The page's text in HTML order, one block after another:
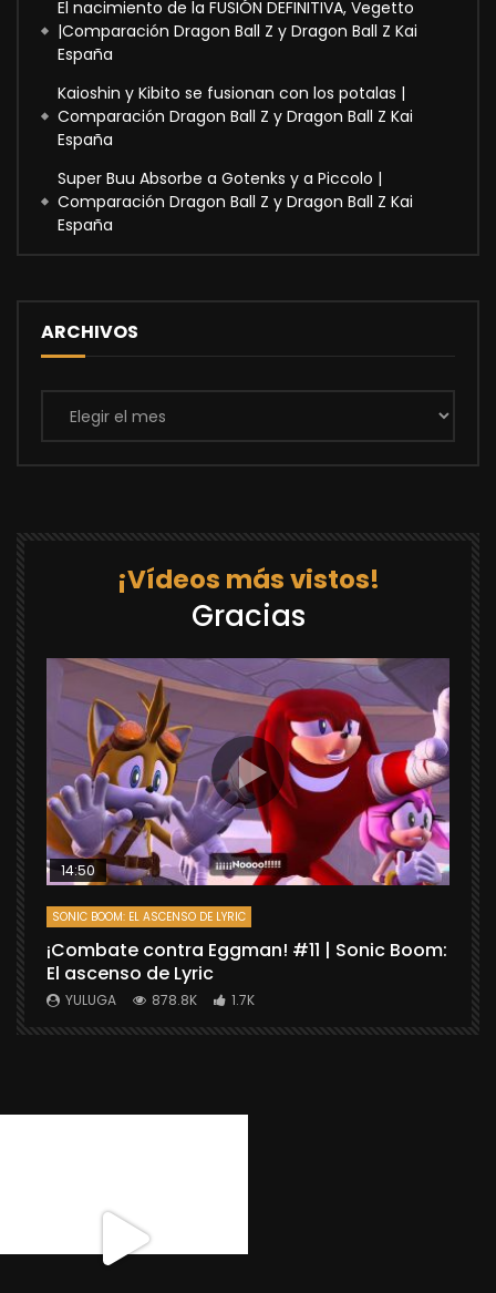
El nacimiento de la FUSIÓN DEFINITIVA, Vegetto
|Comparación Dragon Ball Z y Dragon Ball Z Kai
España
Kaioshin y Kibito se fusionan con los potalas |
Comparación Dragon Ball Z y Dragon Ball Z Kai
España
Super Buu Absorbe a Gotenks y a Piccolo |
Comparación Dragon Ball Z y Dragon Ball Z Kai
España
ARCHIVOS
Archivos
¡Vídeos más vistos!
Gracias
14:50
SONIC BOOM: EL ASCENSO DE LYRIC
¡Combate contra Eggman! #11 | Sonic Boom:
El ascenso de Lyric
YULUGA 878.8K 1.7K